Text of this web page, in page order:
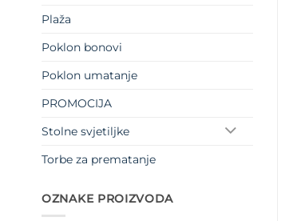
Plaža
Poklon bonovi
Poklon umatanje
PROMOCIJA
Stolne svjetiljke
Torbe za prematanje
OZNAKE PROIZVODA